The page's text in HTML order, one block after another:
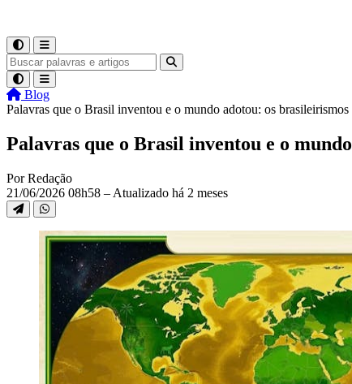
Blog
Palavras que o Brasil inventou e o mundo adotou: os
Palavras que o Brasil inventou e o
Por Redação
21/06/2026 08h58 – Atualizado há 2 meses